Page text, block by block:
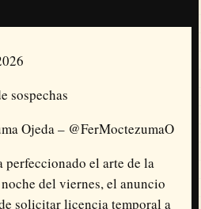
sospechas
Ojeda – @FerMoctezumaO
el arte de la
del viernes, el anuncio
solicitar licencia temporal a